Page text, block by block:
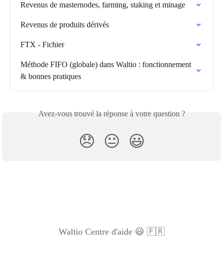
Revenus de masternodes, farming, staking et minage
Revenus de produits dérivés
FTX - Fichier
Méthode FIFO (globale) dans Waltio : fonctionnement
& bonnes pratiques
Avez-vous trouvé la réponse à votre question ?
😞 😐 😃
Waltio Centre d'aide 😃 🇫🇷